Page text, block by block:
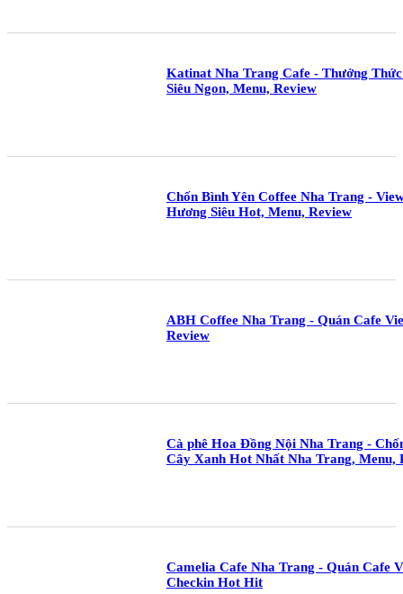
Katinat Nha Trang Cafe - Thưởng
Siêu Ngon, Menu, Review
Chốn Bình Yên Coffee Nha Trang -
Hương Siêu Hot, Menu, Review
ABH Coffee Nha Trang - Quán Cafe
Review
Cà phê Hoa Đồng Nội Nha Trang -
Cây Xanh Hot Nhất Nha Trang, Menu,
Camelia Cafe Nha Trang - Quán Cafe
Checkin Hot Hit